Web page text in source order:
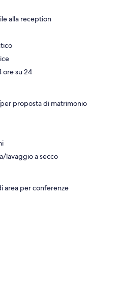
alla reception
ore su 24
proposta di matrimonio
lavaggio a secco
area per conferenze